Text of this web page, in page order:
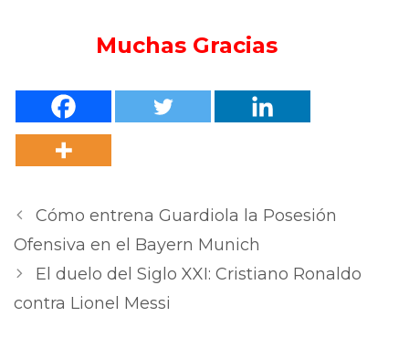
Muchas Gracias
Cómo entrena Guardiola la Posesión
Ofensiva en el Bayern Munich
El duelo del Siglo XXI: Cristiano Ronaldo
contra Lionel Messi